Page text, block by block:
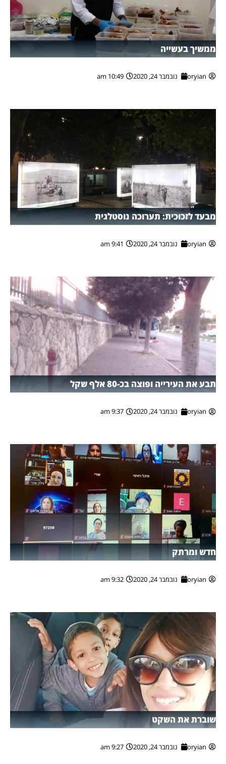
ממשיך בעשייה
oryian נובמבר 24, 2020 10:49 am
מבעד לזכוכית: תערוכה נוסטלגית
oryian נובמבר 24, 2020 9:41 am
תבע את העירייה ופוצה בכ-80 אלף שקל
oryian נובמבר 24, 2020 9:37 am
חדש ומרתק
oryian נובמבר 24, 2020 9:32 am
שוברת את השקט
oryian נובמבר 24, 2020 9:27 am